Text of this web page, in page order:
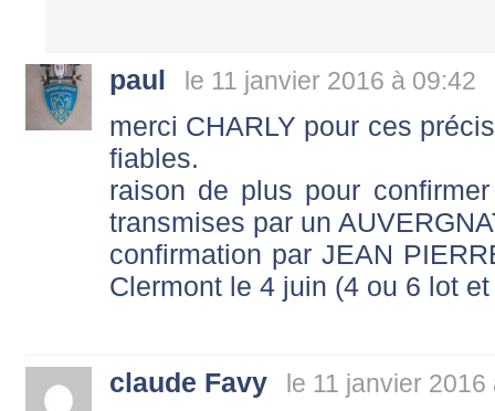
paul le 11 janvier 2016 à 09:42
merci CHARLY pour ces
fiables.
raison de plus pour
transmises par un
confirmation par JEAN
Clermont le 4 juin (4 ou 6 lot
claude Favy le 11 janvier 2016